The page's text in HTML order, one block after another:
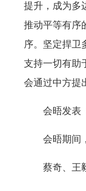
提升，成为多
推动平等有序
序。坚定捍卫
支持一切有助
会通过中方提
会晤发表
会晤期间
蔡奇、王